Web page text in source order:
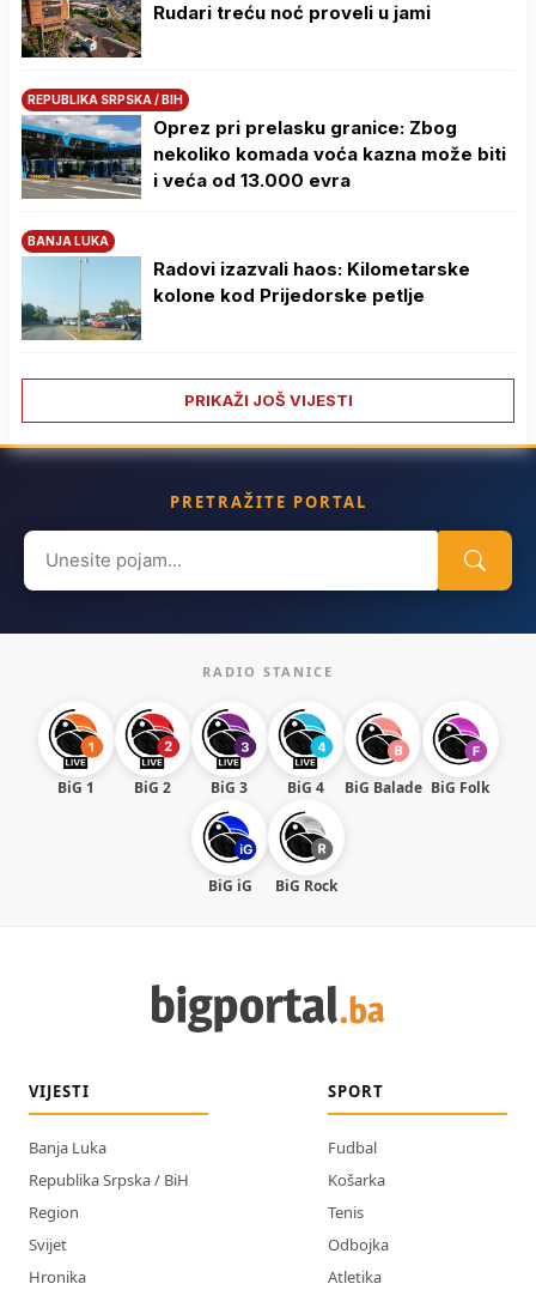
Rudari treću noć proveli u jami
REPUBLIKA SRPSKA / BIH
Oprez pri prelasku granice: Zbog
nekoliko komada voća kazna može biti
i veća od 13.000 evra
BANJA LUKA
Radovi izazvali haos: Kilometarske
kolone kod Prijedorske petlje
PRIKAŽI JOŠ VIJESTI
PRETRAŽITE PORTAL
Search
for:
RADIO STANICE
BiG 1 BiG 2 BiG 3 BiG 4 BiG Balade BiG Folk
BiG iG BiG Rock
VIJESTI
Banja Luka
Republika Srpska / BiH
Region
Svijet
Hronika
SPORT
Fudbal
Košarka
Tenis
Odbojka
Atletika